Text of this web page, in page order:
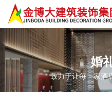
婚
致力于让每一家酒